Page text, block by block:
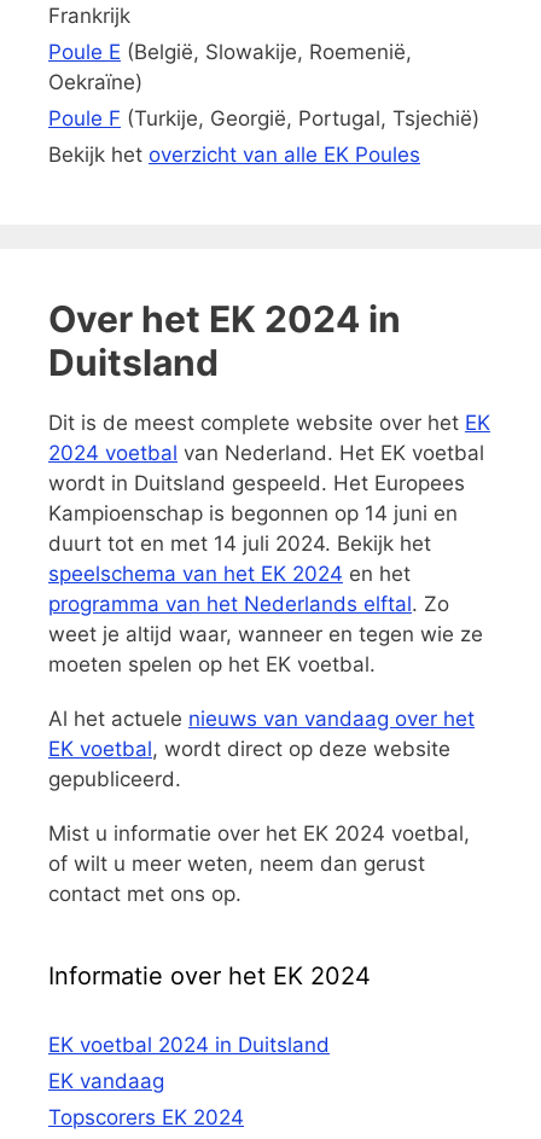
Frankrijk
Poule E (België, Slowakije, Roemenië,
Oekraïne)
Poule F (Turkije, Georgië, Portugal, Tsjechië)
Bekijk het overzicht van alle EK Poules
Over het EK 2024 in
Duitsland
Dit is de meest complete website over het EK
2024 voetbal van Nederland. Het EK voetbal
wordt in Duitsland gespeeld. Het Europees
Kampioenschap is begonnen op 14 juni en
duurt tot en met 14 juli 2024. Bekijk het
speelschema van het EK 2024 en het
programma van het Nederlands elftal. Zo
weet je altijd waar, wanneer en tegen wie ze
moeten spelen op het EK voetbal.
Al het actuele nieuws van vandaag over het
EK voetbal, wordt direct op deze website
gepubliceerd.
Mist u informatie over het EK 2024 voetbal,
of wilt u meer weten, neem dan gerust
contact met ons op.
Informatie over het EK 2024
EK voetbal 2024 in Duitsland
EK vandaag
Topscorers EK 2024